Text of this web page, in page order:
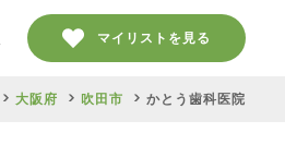
マイリストを見る
大阪府 吹田市 かとう歯科医院